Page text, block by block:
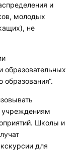
и
молодых
не
образовательных
учреждениям
Школы и
для